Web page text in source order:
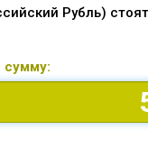
Рубль)
сумму: